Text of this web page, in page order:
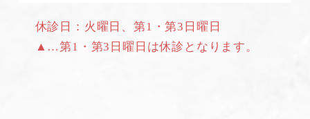
休診日：火曜日、第1・第3日曜日
▲…第1・第3日曜日は休診となります。